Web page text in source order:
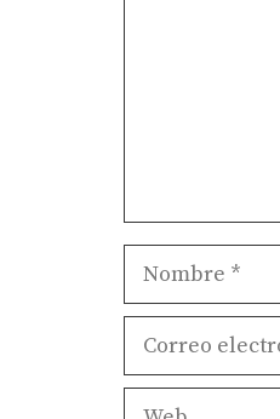
Nombre
Correo
Web